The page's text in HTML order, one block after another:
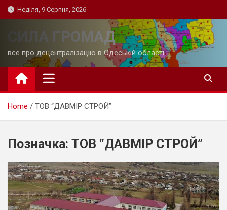
Skip
to
Неділя, 9 Серпня, 2026
СИЛА ГРОМАД
все про децентралізацію в Одеській області
Home ТОВ “ДАВМІР СТРОЙ”
Позначка: ТОВ “ДАВМІР СТРОЙ”